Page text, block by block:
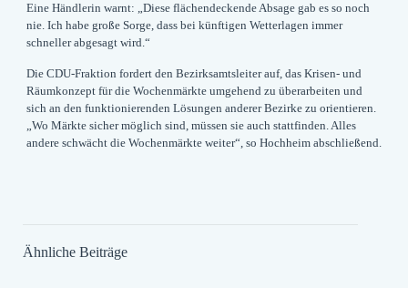
Eine Händlerin warnt: „Diese flächendeckende Absage gab es so noch
nie. Ich habe große Sorge, dass bei künftigen Wetterlagen immer
schneller abgesagt wird.“
Die CDU-Fraktion fordert den Bezirksamtsleiter auf, das Krisen- und
Räumkonzept für die Wochenmärkte umgehend zu überarbeiten und
sich an den funktionierenden Lösungen anderer Bezirke zu orientieren.
„Wo Märkte sicher möglich sind, müssen sie auch stattfinden. Alles
andere schwächt die Wochenmärkte weiter“, so Hochheim abschließend.
Ähnliche Beiträge